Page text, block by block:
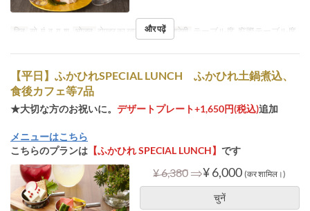
दिन सो, मं, बु, गु, शु भोजन दोपहर का खाना सीट की श्रेणी テーブル席, 窓際テーブル席
और पढ़ें
【平日】ふかひれSPECIAL LUNCH ふかひれ土鍋煮込、
食後カフェ等7品
★大切な方のお祝いに。 デザートプレート+1,650円(税込)追加
メニューはこちら
こちらのプランは 【ふかひれ SPECIAL LUNCH】 です
¥ 6,380 ⇒¥ 6,000 (कर शामिल।)
चुनें